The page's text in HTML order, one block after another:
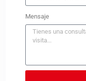
Mensaje